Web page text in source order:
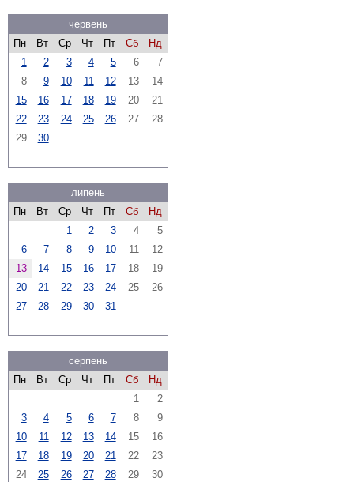
червень
Пн
Вт Ср Чт Пт Сб
Нд
1
2 3 4 5 6
7
8
9 10 11 12 13
14
15
16 17 18 19 20
21
22
23 24 25 26 27
28
29
30
липень
Пн
Вт Ср Чт Пт Сб
Нд
1
2 3 4
5
6
7 8 9 10 11
12
13
14 15 16 17 18
19
20
21 22 23 24 25
26
27
28 29 30 31
серпень
Пн
Вт Ср Чт Пт Сб
Нд
1
2
3
4 5 6 7 8
9
10
11 12 13 14 15
16
17
18 19 20 21 22
23
24
25 26 27 28 29 30